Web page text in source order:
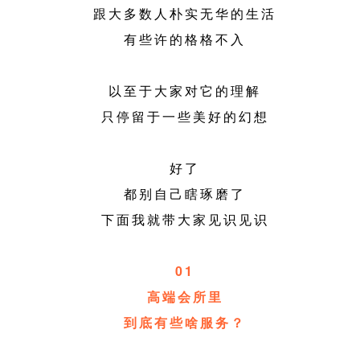
跟大多数人朴实无华的生活
有些许的格格不入
以至于大家对它的理解
只停留于一些美好的幻想
好了
都别自己瞎琢磨了
下面我就带大家见识见识
01
高端会所里
到底有些啥服务？